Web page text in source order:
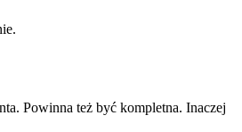
Powinna też być kompletna. Inaczej